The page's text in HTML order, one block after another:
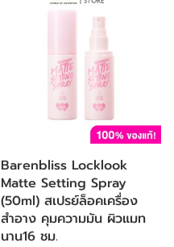
Barenbliss Locklook
Matte Setting Spray
(50ml) สเปรย์ล็อคเครื่อง
สำอาง คุมความมัน ผิวแมท
นาน16 ชม.